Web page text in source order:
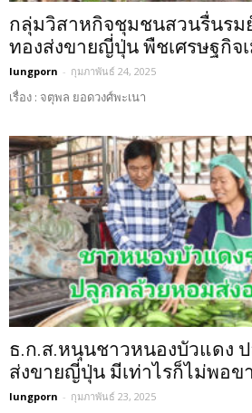
กลุ่มวิสาหกิจชุมชนสวนรื่นรม
ทองส่งขายญี่ปุ่น พืชเศรษฐกิจ
lungporn - กุมภาพันธ์ 24, 2025
เรื่อง : จตุพล ยอดวงศ์พะเนา
ธ.ก.ส.หนุนชาวหนองบัวแดง
ส่งขายญี่ปุ่น มีเท่าไรก็ไม่พอข
lungporn - กุมภาพันธ์ 23, 2025